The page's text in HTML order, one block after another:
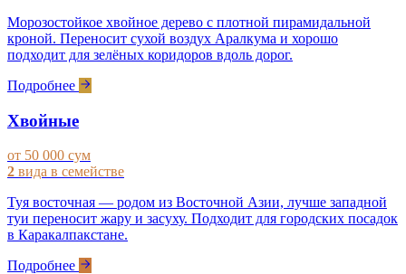
Морозостойкое хвойное дерево с плотной пирамидальной
кроной. Переносит сухой воздух Аралкума и хорошо
подходит для зелёных коридоров вдоль дорог.
Подробнее
Хвойные
от 50 000 сум
2 вида в семействе
Туя восточная — родом из Восточной Азии, лучше западной
туи переносит жару и засуху. Подходит для городских посадок
в Каракалпакстане.
Подробнее